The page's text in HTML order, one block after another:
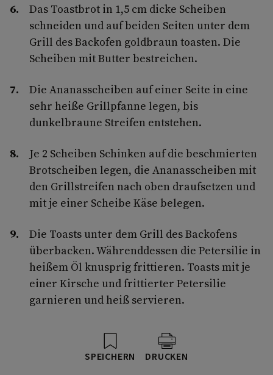
Das Toastbrot in 1,5 cm dicke Scheiben
schneiden und auf beiden Seiten unter dem
Grill des Backofen goldbraun toasten. Die
Scheiben mit Butter bestreichen.
Die Ananasscheiben auf einer Seite in eine
sehr heiße Grillpfanne legen, bis
dunkelbraune Streifen entstehen.
Je 2 Scheiben Schinken auf die beschmierten
Brotscheiben legen, die Ananasscheiben mit
den Grillstreifen nach oben draufsetzen und
mit je einer Scheibe Käse belegen.
Die Toasts unter dem Grill des Backofens
überbacken. Währenddessen die Petersilie in
heißem Öl knusprig frittieren. Toasts mit je
einer Kirsche und frittierter Petersilie
garnieren und heiß servieren.
SPEICHERN DRUCKEN